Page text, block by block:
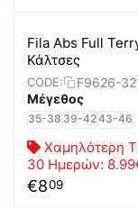
Fila Abs Full
Κάλτσες
CODE:
F9626-
Μέγεθος
35-38 39-4243-46
Χαμηλότερη
30 Ημερών:
€809